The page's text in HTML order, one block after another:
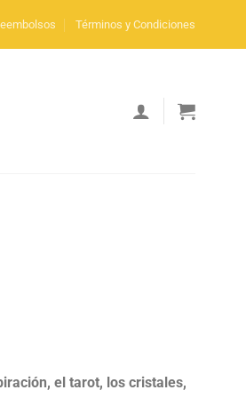
Términos y Condiciones
el tarot, los cristales,